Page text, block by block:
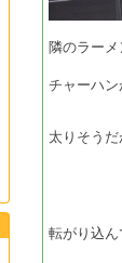
隣のラーメ
チャーハン
太りそうだ
転がり込ん